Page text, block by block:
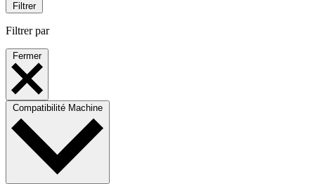
Filtrer
Filtrer par
Fermer
Compatibilité Machine